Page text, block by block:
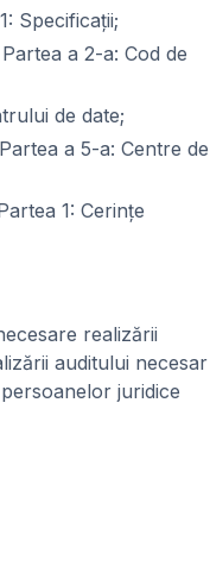
Specificaţii;
a 2-a: Cod de
de date;
a 5-a: Centre de
1: Cerinţe
realizării
auditului necesar
juridice